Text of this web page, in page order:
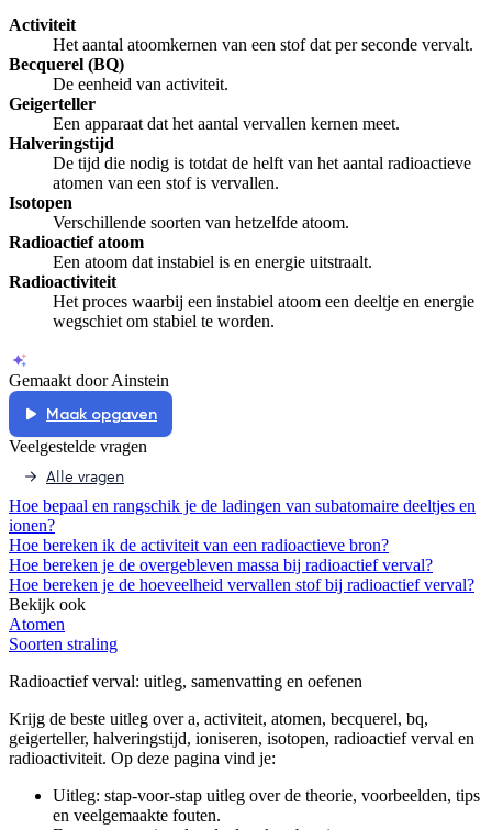
Activiteit
Het aantal atoomkernen van een stof dat per seconde vervalt.
Becquerel (BQ)
De eenheid van activiteit.
Geigerteller
Een apparaat dat het aantal vervallen kernen meet.
Halveringstijd
De tijd die nodig is totdat de helft van het aantal radioactieve
atomen van een stof is vervallen.
Isotopen
Verschillende soorten van hetzelfde atoom.
Radioactief atoom
Een atoom dat instabiel is en energie uitstraalt.
Radioactiviteit
Het proces waarbij een instabiel atoom een deeltje en energie
wegschiet om stabiel te worden.
Gemaakt door Ainstein
Maak opgaven
Veelgestelde vragen
Alle vragen
Hoe bepaal en rangschik je de ladingen van subatomaire deeltjes en
ionen?
Hoe bereken ik de activiteit van een radioactieve bron?
Hoe bereken je de overgebleven massa bij radioactief verval?
Hoe bereken je de hoeveelheid vervallen stof bij radioactief verval?
Bekijk ook
Atomen
Soorten straling
Radioactief verval: uitleg, samenvatting en oefenen
Krijg de beste uitleg over a, activiteit, atomen, becquerel, bq,
geigerteller, halveringstijd, ioniseren, isotopen, radioactief verval en
radioactiviteit. Op deze pagina vind je:
Uitleg: stap-voor-stap uitleg over de theorie, voorbeelden, tips
en veelgemaakte fouten.